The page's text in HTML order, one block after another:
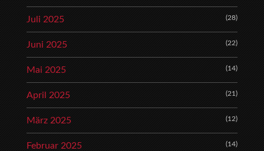
Juli 2025 (28)
Juni 2025 (22)
Mai 2025 (14)
April 2025 (21)
März 2025 (12)
Februar 2025 (14)